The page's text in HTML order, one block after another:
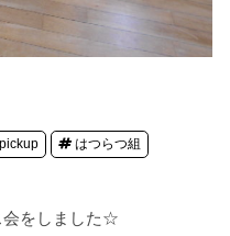
pickup はつらつ組
をしました☆